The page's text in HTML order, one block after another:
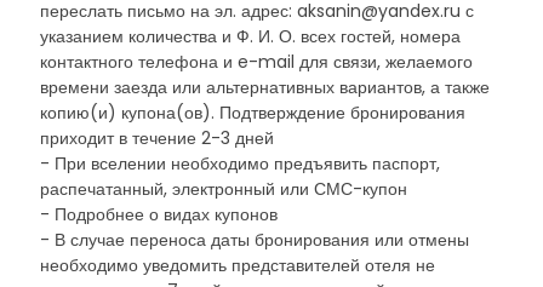
переслать письмо на эл. адрес: aksanin@yandex.ru с
указанием количества и Ф. И. О. всех гостей, номера
контактного телефона и e-mail для связи, желаемого
времени заезда или альтернативных вариантов, а также
копию(и) купона(ов). Подтверждение бронирования
приходит в течение 2-3 дней
- При вселении необходимо предъявить паспорт,
распечатанный, электронный или СМС-купон
- Подробнее о видах купонов
- В случае переноса даты бронирования или отмены
необходимо уведомить представителей отеля не